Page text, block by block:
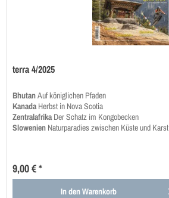
terra 4/2025
BhutanAuf königlichen Pfaden
KanadaHerbst in Nova Scotia
ZentralafrikaDer Schatz im Kongobecken
Slowenien Naturparadies zwischen Küste und Karst
9,00 € *
In denWarenkorb